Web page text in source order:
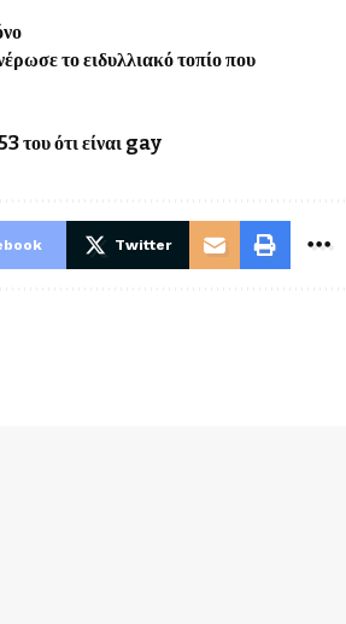
το ειδυλλιακό τοπίο που
του ότι είναι gay
Twitter